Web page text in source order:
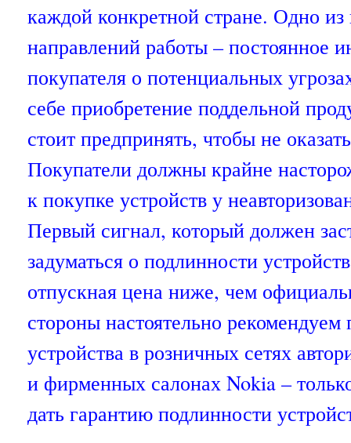
каждой конкретной стране. Одно
направлений работы – постоянное
покупателя о потенциальных
себе приобретение поддельной
стоит предпринять, чтобы не
Покупатели должны крайне
к покупке устройств у
Первый сигнал, который должен
задуматься о подлинности
отпускная цена ниже, чем
стороны настоятельно рекомендуем
устройства в розничных сетях
и фирменных салонах Nokia –
дать гарантию подлинности